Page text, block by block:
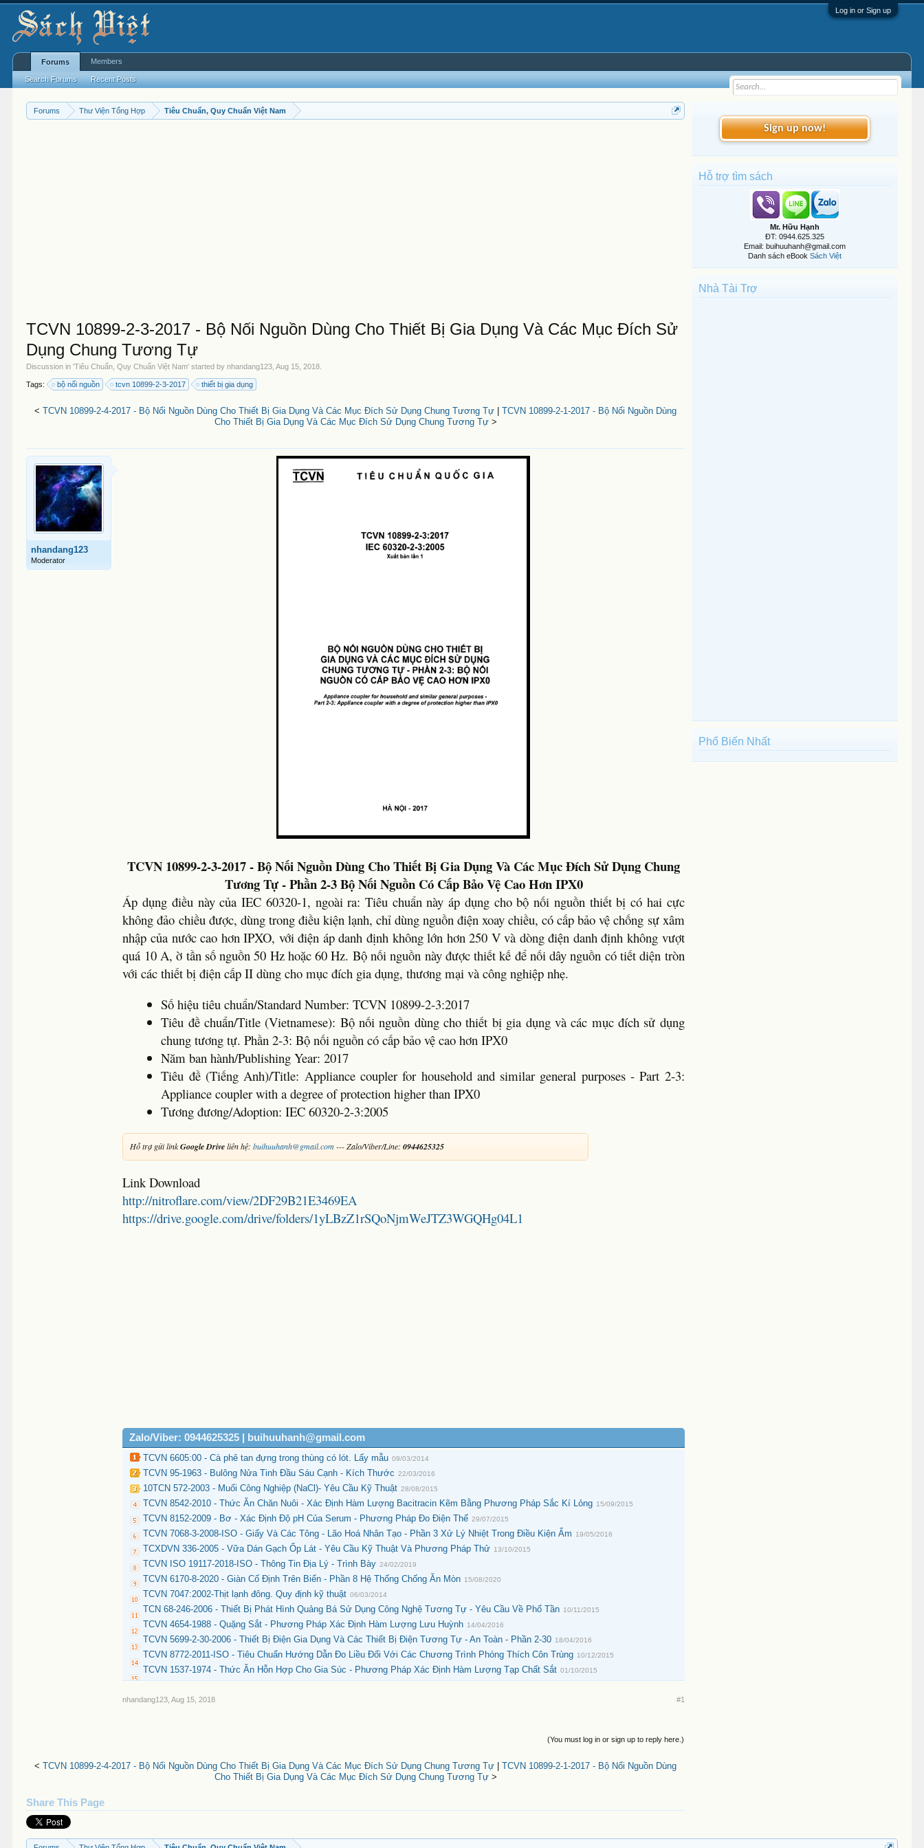
Log in or Sign up
Forums Thư Viện Tổng Hợp Tiêu Chuẩn, Quy Chuẩn Việt Nam
TCVN 10899-2-3-2017 - Bộ Nối Nguồn Dùng Cho Thiết Bị Gia Dụng Và Các Mục Đích Sử
Dụng Chung Tương Tự
Discussion in 'Tiêu Chuẩn, Quy Chuẩn Việt Nam' started bynhandang123 ,Aug 15, 2018
Tags: bộ nối nguồn tcvn 10899-2-3-2017 thiết bị gia dụng
< TCVN 10899-2-4-2017 - Bộ Nối Nguồn Dùng Cho Thiết Bị Gia Dụng Và Các Mục Đích Sử Dụng Chung Tương Tự
TCVN 10899-2-1-2017 - Bộ Nối Nguồn Dùng
Cho Thiết Bị Gia Dụng Và Các Mục Đích Sử Dụng Chung Tương Tự>
nhandang123
Moderator
TCVN 10899-2-3-2017 - Bộ Nối Nguồn Dùng Cho Thiết Bị Gia Dụng Và Các Mục Đích Sử Dụng Chung
Tương Tự - Phần 2-3 Bộ Nối Nguồn Có Cấp Bảo Vệ Cao Hơn IPX0
Áp dụng điều này của IEC 60320-1, ngoài ra: Tiêu chuẩn này áp dụng cho bộ nối nguồn thiết bị có hai cực
không đảo chiều được, dùng trong điều kiện lạnh, chỉ dùng nguồn điện xoay chiều, có cấp bảo vệ chống sự xâm
nhập của nước cao hơn IPXO, với điện áp danh định không lớn hơn 250 V và dòng điện danh định không vượt
quá 10 A, ờ tần số nguồn 50 Hz hoặc 60 Hz. Bộ nối nguồn này được thiết kế để nối dây nguồn có tiết diện tròn
với các thiết bị điện cấp II dùng cho mục đích gia dụng, thương mại và công nghiệp nhẹ.
Số hiệu tiêu chuẩn/Standard Number: TCVN 10899-2-3:2017
Tiêu đề chuẩn/Title (Vietnamese): Bộ nối nguồn dùng cho thiết bị gia dụng và các mục đích sử dụng
chung tương tự. Phần 2-3: Bộ nối nguồn có cấp bảo vệ cao hơn IPX0
Năm ban hành/Publishing Year: 2017
Tiêu đề (Tiếng Anh)/Title: Appliance coupler for household and similar general purposes - Part 2-3:
Appliance coupler with a degree of protection higher than IPX0
Tương đương/Adoption: IEC 60320-2-3:2005
Hỗ trợ gửi linkGoogle Driveliên hệ:buihuuhanh@gmail.com--- Zalo/Viber/Line:0944625325
Link Download
http://nitroflare.com/view/2DF29B21E3469EA
https://drive.google.com/drive/folders/1yLBzZ1rSQoNjmWeJTZ3WGQHg04L1
Zalo/Viber: 0944625325 | buihuuhanh@gmail.com
TCVN 6605:00 - Cà phê tan đựng trong thùng có lót. Lấy mẫu 09/03/2014
TCVN 95-1963 - Bulông Nửa Tinh Đầu Sáu Cạnh - Kích Thước 22/03/2016
10TCN 572-2003 - Muối Công Nghiệp (NaCl)- Yêu Cầu Kỹ Thuật 28/08/2015
TCVN 8542-2010 - Thức Ăn Chăn Nuôi - Xác Định Hàm Lượng Bacitracin Kẽm Bằng Phương Pháp Sắc Kí Lỏng 15/09/2015
TCVN 8152-2009 - Bơ - Xác Định Độ pH Của Serum - Phương Pháp Đo Điện Thế 29/07/2015
TCVN 7068-3-2008-ISO - Giấy Và Các Tông - Lão Hoá Nhân Tạo - Phần 3 Xử Lý Nhiệt Trong Điều Kiện Ẩm 19/05/2016
TCXDVN 336-2005 - Vữa Dán Gạch Ốp Lát - Yêu Cầu Kỹ Thuật Và Phương Pháp Thử 13/10/2015
TCVN ISO 19117-2018-ISO - Thông Tin Địa Lý - Trình Bày 24/02/2019
TCVN 6170-8-2020 - Giàn Cố Định Trên Biển - Phần 8 Hệ Thống Chống Ăn Mòn 15/08/2020
TCVN 7047:2002-Thịt lạnh đông. Quy định kỹ thuật 06/03/2014
TCN 68-246-2006 - Thiết Bị Phát Hình Quảng Bá Sử Dụng Công Nghệ Tương Tự - Yêu Cầu Về Phổ Tần 10/11/2015
TCVN 4654-1988 - Quặng Sắt - Phương Pháp Xác Định Hàm Lượng Lưu Huỳnh 14/04/2016
TCVN 5699-2-30-2006 - Thiết Bị Điện Gia Dụng Và Các Thiết Bị Điện Tương Tự - An Toàn - Phần 2-30 18/04/2016
TCVN 8772-2011-ISO - Tiêu Chuẩn Hướng Dẫn Đo Liều Đối Với Các Chương Trình Phóng Thích Côn Trùng 10/12/2015
TCVN 1537-1974 - Thức Ăn Hỗn Hợp Cho Gia Súc - Phương Pháp Xác Định Hàm Lượng Tạp Chất Sắt 01/10/2015
nhandang123 Aug 15, 2018 #1
(You must log in or sign up to reply here.)
< TCVN 10899-2-4-2017 - Bộ Nối Nguồn Dùng Cho Thiết Bị Gia Dụng Và Các Mục Đích Sử Dụng Chung Tương Tự
TCVN 10899-2-1-2017 - Bộ Nối Nguồn Dùng
Cho Thiết Bị Gia Dụng Và Các Mục Đích Sử Dụng Chung Tương Tự>
Share This Page
Sign up now!
Hỗ trợ tìm sách
Mr. Hữu Hạnh
ĐT: 0944.625.325
Email: buihuuhanh@gmail.com
Danh sách eBook Sách Việt
Nhà Tài Trợ
Phổ Biến Nhất
Forums
Search Forums Recent Posts
Members